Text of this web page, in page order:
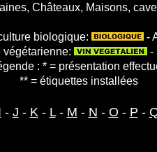
Châteaux, Maisons,
biologique:
-
végétarienne: -
: * = présentation
** = étiquettes installées
- J - K- L- M - N - O - P -